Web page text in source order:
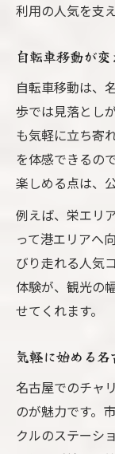
利用の人気を支
自転車移動が
自転車移動は、
歩では見落とし
も気軽に立ち寄
を体感できるの
楽しめる点は、
例えば、栄エリ
って港エリアへ
びり走れる人気
体験が、観光の
せてくれます。
気軽に始める
名古屋でのチャ
のが魅力です。
クルのステーシ